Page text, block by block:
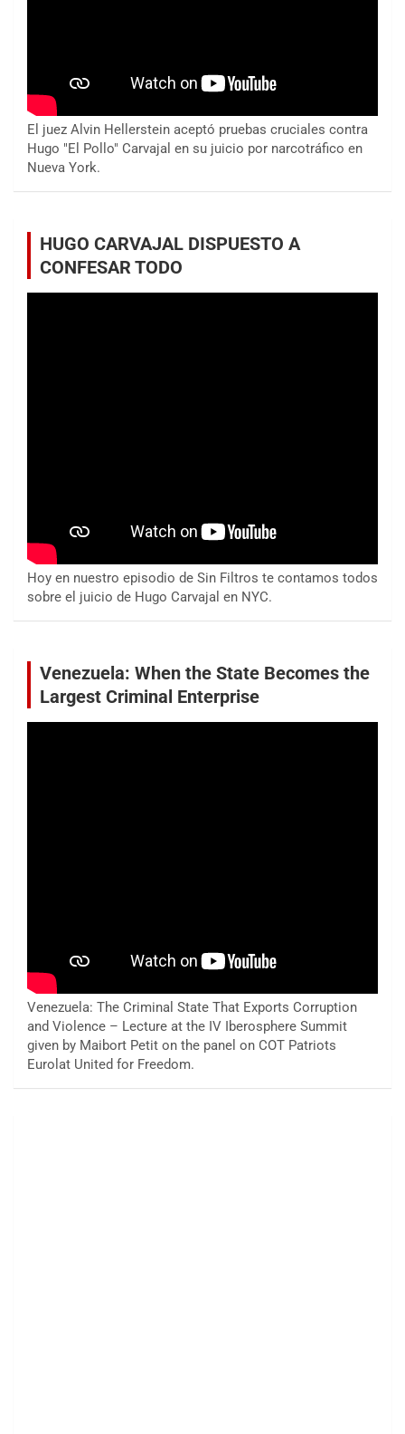
El juez Alvin Hellerstein aceptó pruebas cruciales contra
Hugo "El Pollo" Carvajal en su juicio por narcotráfico en
Nueva York.
HUGO CARVAJAL DISPUESTO A
CONFESAR TODO
Hoy en nuestro episodio de Sin Filtros te contamos todos
sobre el juicio de Hugo Carvajal en NYC.
Venezuela: When the State Becomes the
Largest Criminal Enterprise
Venezuela: The Criminal State That Exports Corruption
and Violence – Lecture at the IV Iberosphere Summit
given by Maibort Petit on the panel on COT Patriots
Eurolat United for Freedom.